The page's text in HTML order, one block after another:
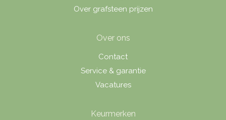
Over grafsteen prijzen
Over ons
Contact
Service & garantie
Vacatures
Keurmerken